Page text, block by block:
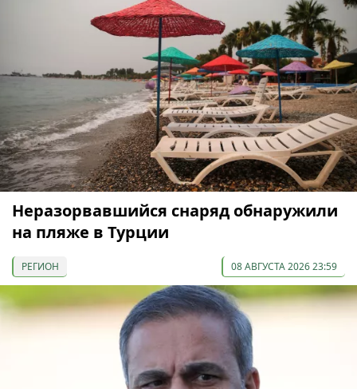
Неразорвавшийся снаряд обнаружили
на пляже в Турции
РЕГИОН 08 АВГУСТА 2026 23:59